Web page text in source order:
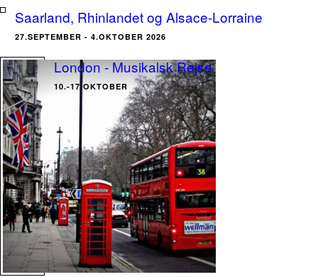
Saarland, Rhinlandet og Alsace-Lorraine
27.SEPTEMBER - 4.OKTOBER 2026
London - Musikalsk Rejse
10.-17.OKTOBER